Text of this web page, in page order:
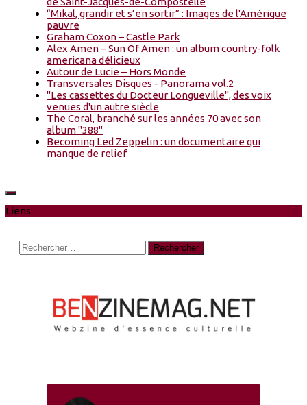
“Mikal, grandir et s’en sortir” : Images de l'Amérique
pauvre
Graham Coxon – Castle Park
Alex Amen – Sun Of Amen : un album country-folk
americana délicieux
Autour de Lucie – Hors Monde
Transversales Disques - Panorama vol.2
"Les cassettes du Docteur Longueville", des voix
venues d'un autre siècle
The Coral, branché sur les années 70 avec son
album "388"
Becoming Led Zeppelin : un documentaire qui
manque de relief
Liens
Rechercher :